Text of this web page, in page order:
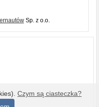
Sp. z o.o.
Czym są ciasteczka?